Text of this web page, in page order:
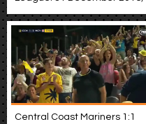
Central Coast Mariners 1:1